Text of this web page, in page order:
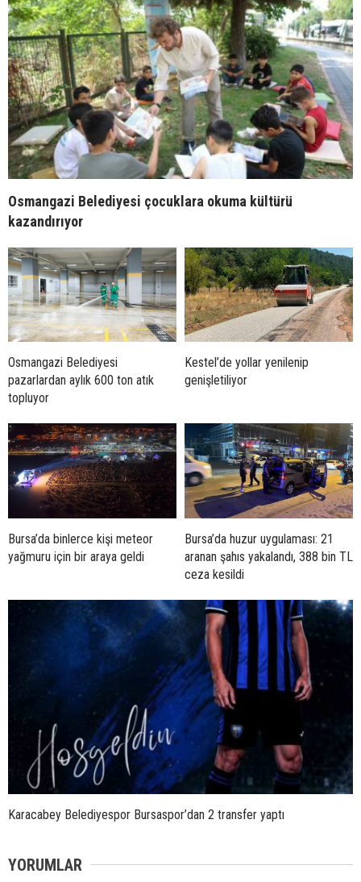
Osmangazi Belediyesi çocuklara okuma kültürü
kazandırıyor
Osmangazi Belediyesi
pazarlardan aylık 600 ton atık
topluyor
Kestel’de yollar yenilenip
genişletiliyor
Bursa’da binlerce kişi meteor
yağmuru için bir araya geldi
Bursa’da huzur uygulaması: 21
aranan şahıs yakalandı, 388 bin TL
ceza kesildi
Karacabey Belediyespor Bursaspor’dan 2 transfer yaptı
YORUMLAR